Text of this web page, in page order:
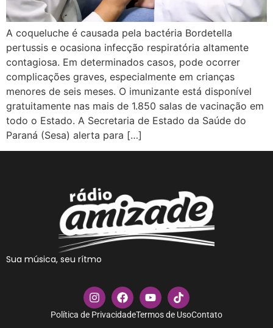
A coqueluche é causada pela bactéria Bordetella
pertussis e ocasiona infecção respiratória altamente
contagiosa. Em determinados casos, pode ocorrer
complicações graves, especialmente em crianças
menores de seis meses. O imunizante está disponível
gratuitamente nas mais de 1.850 salas de vacinação em
todo o Estado. A Secretaria de Estado da Saúde do
Paraná (Sesa) alerta para […]
Sua música, seu rítmo
Política de PrivacidadeTermos de UsoContato